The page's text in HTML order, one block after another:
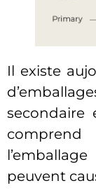
Il existe
peuvent